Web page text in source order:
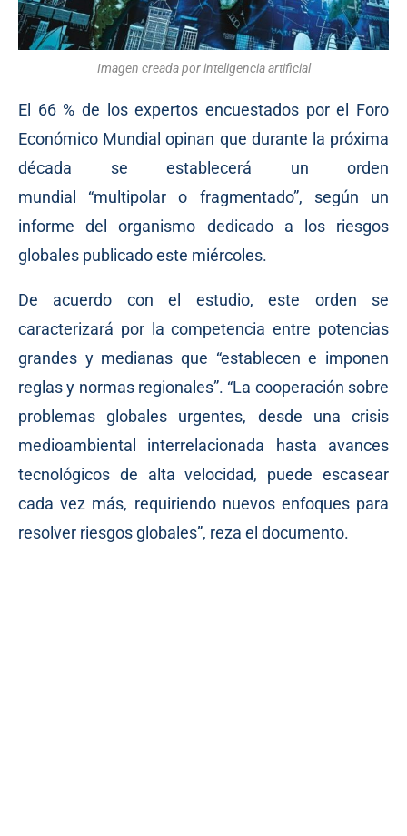
Imagen creada por inteligencia artificial
El 66 % de los expertos encuestados por el Foro
Económico Mundial opinan que durante la próxima
década se establecerá un orden
mundial “multipolar o fragmentado”, según un
informe del organismo dedicado a los riesgos
globales publicado este miércoles.
De acuerdo con el estudio, este orden se
caracterizará por la competencia entre potencias
grandes y medianas que “establecen e imponen
reglas y normas regionales”. “La cooperación sobre
problemas globales urgentes, desde una crisis
medioambiental interrelacionada hasta avances
tecnológicos de alta velocidad, puede escasear
cada vez más, requiriendo nuevos enfoques para
resolver riesgos globales”, reza el documento.